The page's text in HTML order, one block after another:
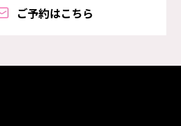
ご予約はこちら